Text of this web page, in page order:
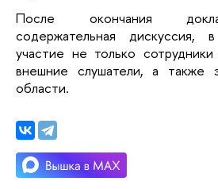
После окончания
содержательная дискуссия,
участие не только
внешние слушатели, а также
области.